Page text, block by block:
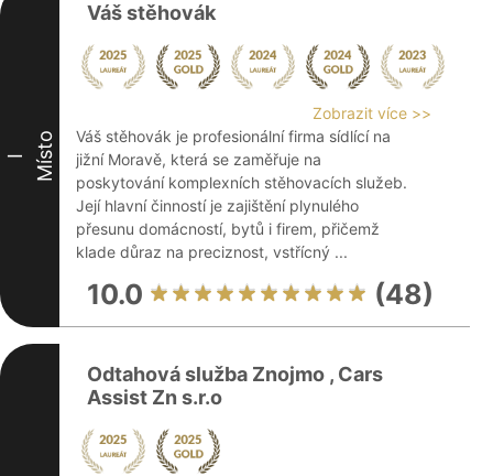
I Místo
Váš stěhovák
Zobrazit více >>
Váš stěhovák je profesionální firma sídlící na
jižní Moravě, která se zaměřuje na
poskytování komplexních stěhovacích služeb.
Její hlavní činností je zajištění plynulého
přesunu domácností, bytů i firem, přičemž
klade důraz na preciznost, vstřícný ...
10.0 (48)
Odtahová služba Znojmo , Cars
Assist Zn s.r.o